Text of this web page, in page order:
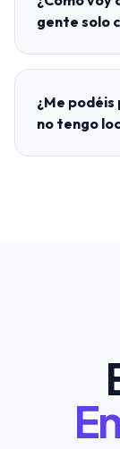
gente solo
¿Me
no tengo